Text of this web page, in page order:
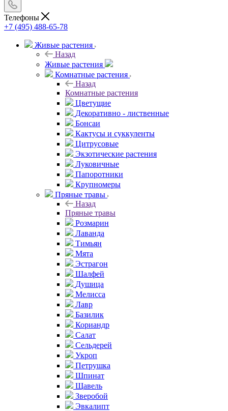
Телефоны
+7 (495) 488-65-78
Живые растения
Назад
Живые растения
Комнатные растения
Назад
Комнатные растения
Цветущие
Декоративно - лиственные
Бонсаи
Кактусы и суккуленты
Цитрусовые
Экзотические растения
Луковичные
Папоротники
Крупномеры
Пряные травы
Назад
Пряные травы
Розмарин
Лаванда
Тимьян
Мята
Эстрагон
Шалфей
Душица
Мелисса
Лавр
Базилик
Кориандр
Салат
Сельдерей
Укроп
Петрушка
Шпинат
Щавель
Зверобой
Эвкалипт